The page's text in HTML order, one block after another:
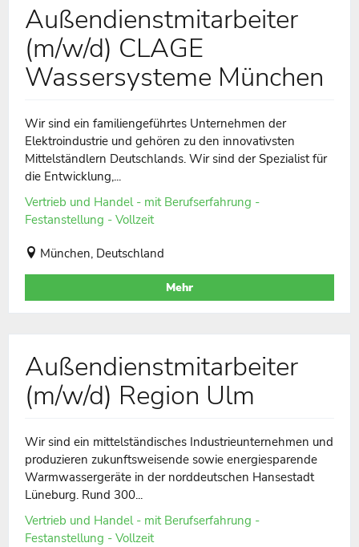
Außendienstmitarbeiter
(m/w/d) CLAGE
Wassersysteme München
Wir sind ein familiengeführtes Unternehmen der
Elektroindustrie und gehören zu den innovativsten
Mittelständlern Deutschlands. Wir sind der Spezialist für
die Entwicklung,...
Vertrieb und Handel - mit Berufserfahrung -
Festanstellung - Vollzeit
München, Deutschland
Mehr
Außendienstmitarbeiter
(m/w/d) Region Ulm
Wir sind ein mittelständisches Industrieunternehmen und
produzieren zukunftsweisende sowie energiesparende
Warmwassergeräte in der norddeutschen Hansestadt
Lüneburg. Rund 300...
Vertrieb und Handel - mit Berufserfahrung -
Festanstellung - Vollzeit